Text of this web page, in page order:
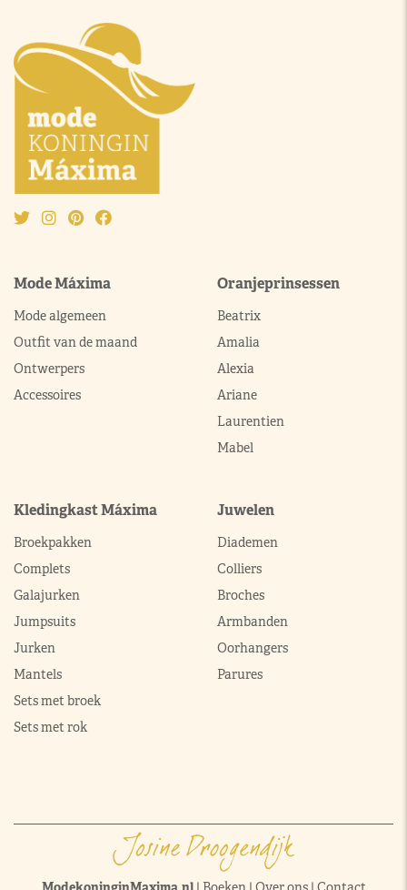
Mode Máxima
Mode algemeen
Outfit van de maand
Ontwerpers
Accessoires
Oranjeprinsessen
Beatrix
Amalia
Alexia
Ariane
Laurentien
Mabel
Kledingkast Máxima
Broekpakken
Complets
Galajurken
Jumpsuits
Jurken
Mantels
Sets met broek
Sets met rok
Juwelen
Diademen
Colliers
Broches
Armbanden
Oorhangers
Parures